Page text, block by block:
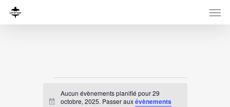
Évènements
Notice
Aucun évènements planifié pour 29
octobre, 2025. Passer auxévènements